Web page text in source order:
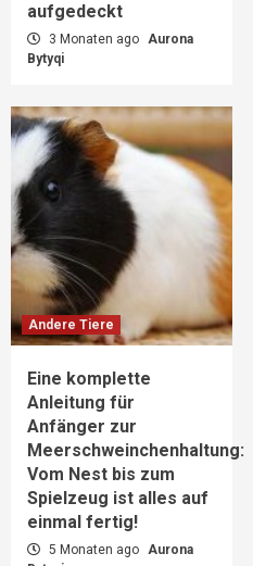
aufgedeckt
3 Monaten ago Aurona
Bytyqi
Andere Tiere
Eine komplette
Anleitung für
Anfänger zur
Meerschweinchenhaltung:
Vom Nest bis zum
Spielzeug ist alles auf
einmal fertig!
5 Monaten ago Aurona